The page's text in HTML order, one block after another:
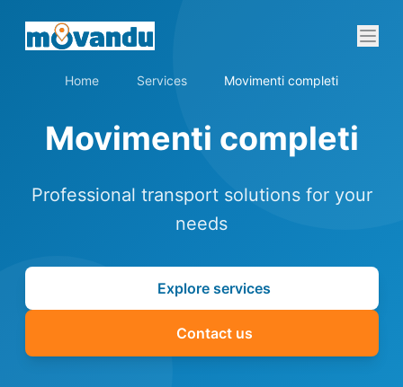
Home Services Movimenti completi
Movimenti completi
Professional transport solutions for your
needs
Explore services
Contact us